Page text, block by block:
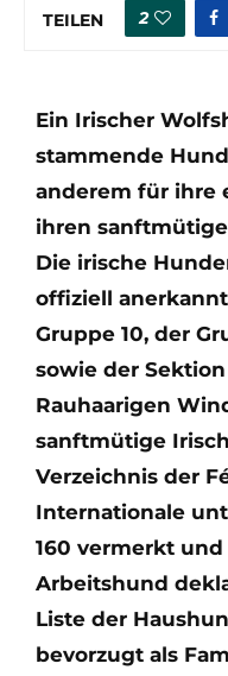
TEILEN 2
Ein Irischer
stammende
anderem für ihre
ihren
Die irische
offiziell
Gruppe 10, der
sowie der
Rauhaarigen
sanftmütige
Verzeichnis der
Internationale
160 vermerkt
Arbeitshund
Liste der
bevorzugt als